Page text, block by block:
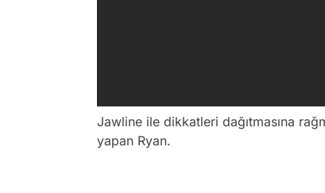
Jawline ile dikkatleri dağıtmasına
yapan Ryan.